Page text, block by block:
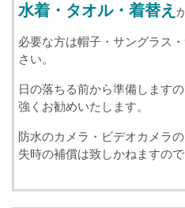
水着・タオル・着替え
必要な方は帽子・サングラス
さい。
日の落ちる前から準備します
強くお勧めいたします。
防水のカメラ・ビデオカメラ
失時の補償は致しかねますので